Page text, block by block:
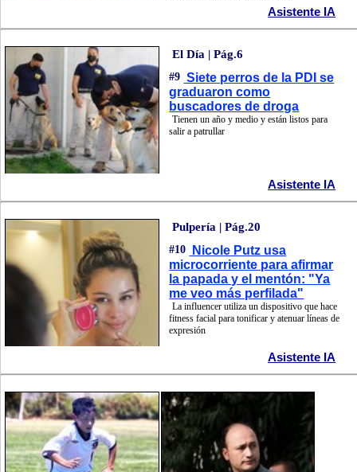
Asistente IA
El Día | Pág.6
#9 Siete perros de la PDI se
graduaron como
buscadores de droga
Tienen un año y medio y están listos para
salir a patrullar
Asistente IA
Pulpería | Pág.20
#10
Nicole Putz usa
microcorriente para afirmar
la papada y el mentón: "Ya
me veo más perfilada"
La influencer utiliza un dispositivo que hace
fitness facial para tonificar y atenuar líneas de
expresión
Asistente IA